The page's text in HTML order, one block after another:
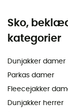
Sko,
kategorier
Dunjakker damer
Parkas damer
Fleecejakker
Dunjakker herrer